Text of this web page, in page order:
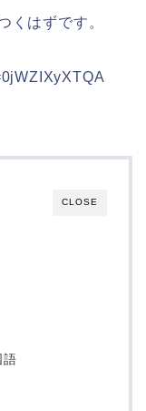
くはずです。
CLOSE
語